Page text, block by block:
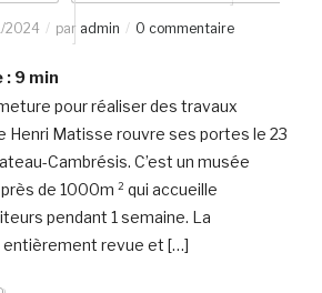
2024 par admin 0 commentaire
: 9 min
pour réaliser des travaux
Henri Matisse rouvre ses portes le 23
Cambrésis. C’est un musée
de 1000m ² qui accueille
pendant 1 semaine. La
entièrement revue et […]